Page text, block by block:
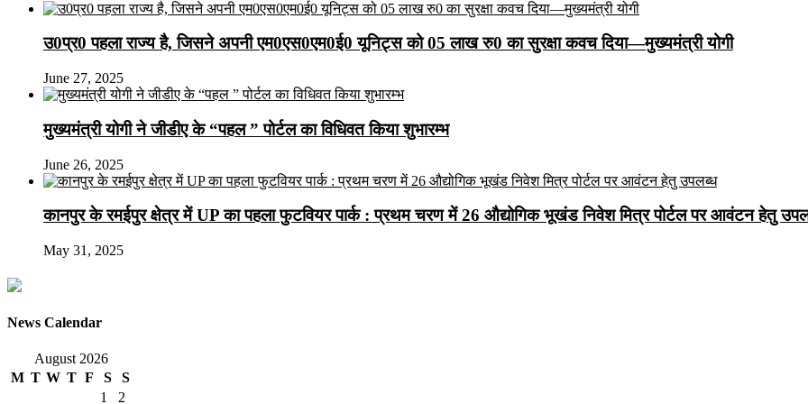
उ0प्र0 पहला राज्य है, जिसने अपनी एम0एस0एम0ई0 यूनिट्स को 05 लाख रु0 का सुरक्षा कवच दिया—मुख्यमंत्री योगी
June 27, 2025
मुख्यमंत्री योगी ने जीडीए के “पहल ” पोर्टल का विधिवत किया शुभारम्भ
June 26, 2025
कानपुर के रमईपुर क्षेत्र में UP का पहला फुटवियर पार्क : प्रथम चरण में 26 औद्योगिक भूखंड निवेश मित्र पोर्टल पर आवंटन हेतु
May 31, 2025
News Calendar
August 2026
M T W T F S
S
1
2